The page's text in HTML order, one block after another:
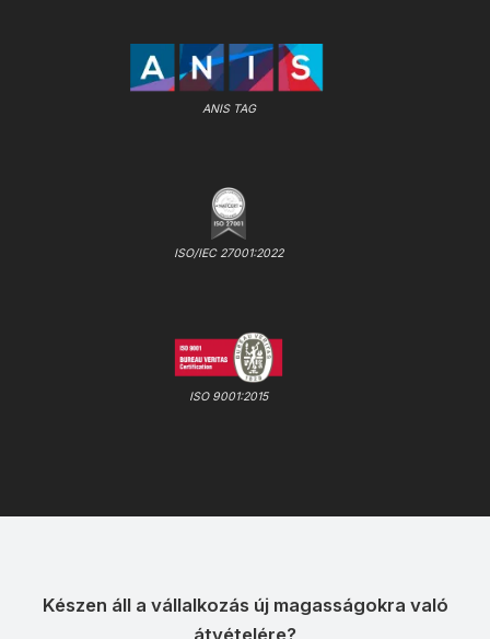
ANIS TAG
ISO/IEC 27001:2022
ISO 9001:2015
Készen áll a vállalkozás új magasságokra való